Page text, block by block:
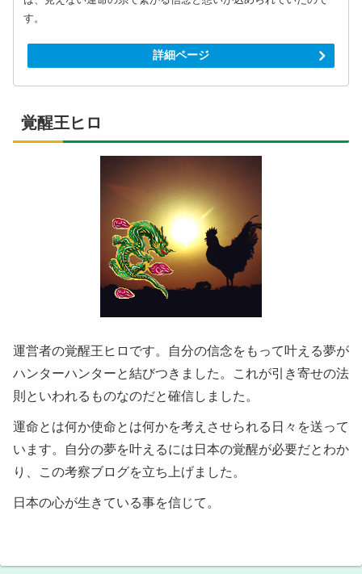
す。
詳細ページ
覚醒王ヒロ
運営者の覚醒王ヒロです。自分の信念をもって叶える夢が
ハンターハンターと結びつきました。これが引き寄せの法
則といわれるものなのだと確信しました。
運命とは何か使命とは何かを考えさせられる日々を送って
います。自分の夢を叶えるには日本の覚醒が必要だとわか
り、この考察ブログを立ち上げました。
日本の心が生きている事を信じて。